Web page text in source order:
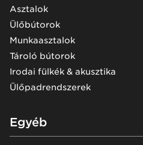
Asztalok
Ülőbútorok
Munkaasztalok
Tároló bútorok
Irodai fülkék & akusztika
Ülőpadrendszerek
Egyéb